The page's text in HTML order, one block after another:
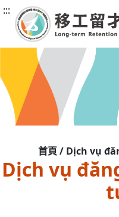
:::
首頁 / Dịch vụ
Dịch vụ